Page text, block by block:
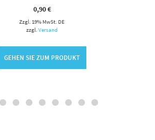
0,90€
Zzgl. 19% MwSt. DE
zzgl.Versand
GEHEN SIE ZUM PRODUKT